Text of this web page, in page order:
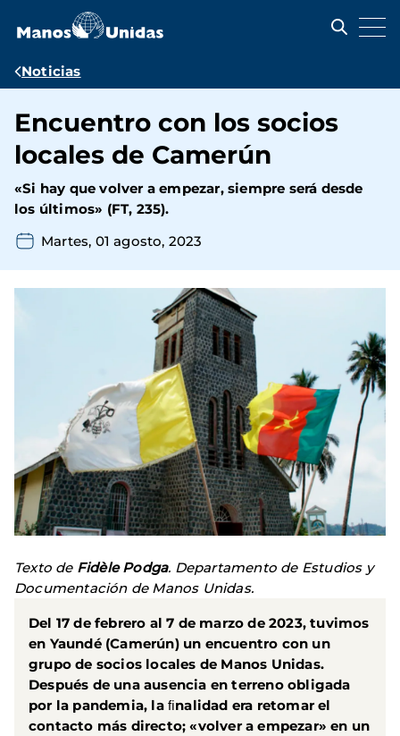
contenido
Ruta
navegación
Noticias
Encuentro con los socios
locales de Camerún
«Si hay que volver a empezar, siempre será desde
los últimos» (FT, 235).
Martes, 01 agosto, 2023
Texto de Fidèle Podga. Departamento de Estudios y
Documentación de Manos Unidas.
Del 17 de febrero al 7 de marzo de 2023, tuvimos
en Yaundé (Camerún)un encuentro con un
grupo de socios locales de Manos Unidas.
Después de una ausencia en terreno obligada
por la pandemia, la ﬁnalidad era retomar el
contacto más directo;«volver a empezar» en un